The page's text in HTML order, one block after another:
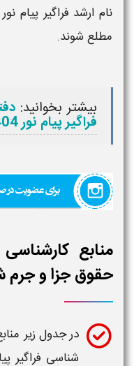
نام ارشد فراگیر پیام
مطلع شوند.
بیشتر بخوانید:
فراگیر پیام نور 1404
منابع
حقوق جزا و جرم شناسی
در جدول زیر
شناسی فراگیر